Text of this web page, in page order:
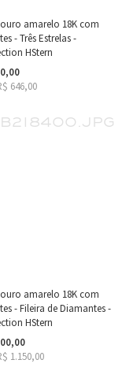
amarelo 18K com
- Três Estrelas -
HStern
646,00
amarelo 18K com
- Fileira de Diamantes -
HStern
1.150,00